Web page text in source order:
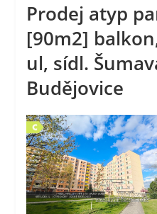
Prodej atyp
[90m2]
ul, sídl.
Budějovice